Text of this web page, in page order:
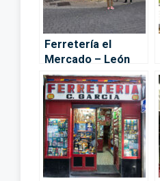
Ferretería el
Mercado – León